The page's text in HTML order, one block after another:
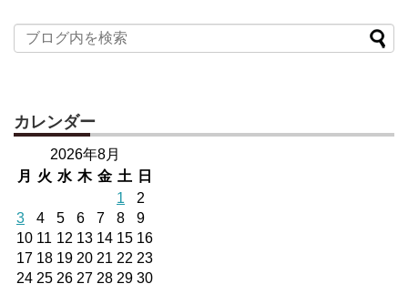
カレンダー
2026年8月
月
火 水 木 金 土 日
1
2
3
4 5 6 7 8
9
10 11 12 13 14 15 16
17 18 19 20 21 22 23
24 25 26 27 28 29 30